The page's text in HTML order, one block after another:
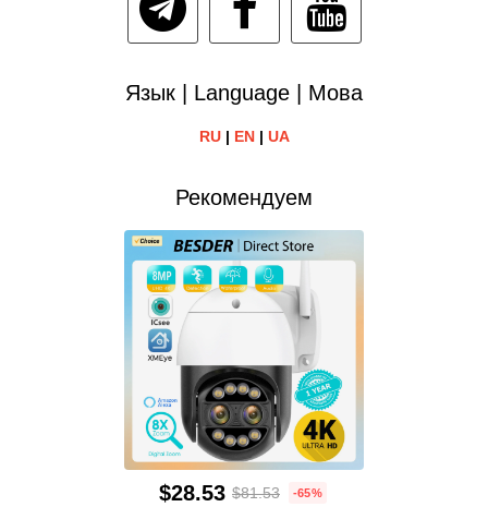
Язык | Language | Мова
RU| EN| UA
Рекомендуем
$28.53 $81.53 -65%